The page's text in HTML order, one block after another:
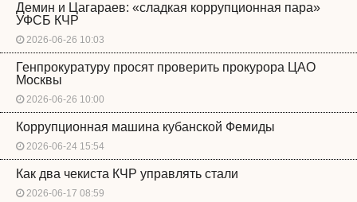
Демин и Цагараев: «сладкая коррупционная пара»
УФСБ КЧР
2026-06-26 10:03
Генпрокуратуру просят проверить прокурора ЦАО
Москвы
2026-06-26 10:00
Коррупционная машина кубанской Фемиды
2026-06-24 15:54
Как два чекиста КЧР управлять стали
2026-06-17 08:59